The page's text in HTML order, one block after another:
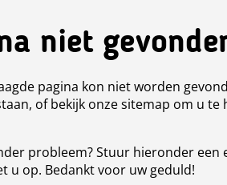
niet
pagina kon niet worden
of bekijk onze sitemap om u te
probleem? Stuur hieronder een
u op. Bedankt voor uw geduld!